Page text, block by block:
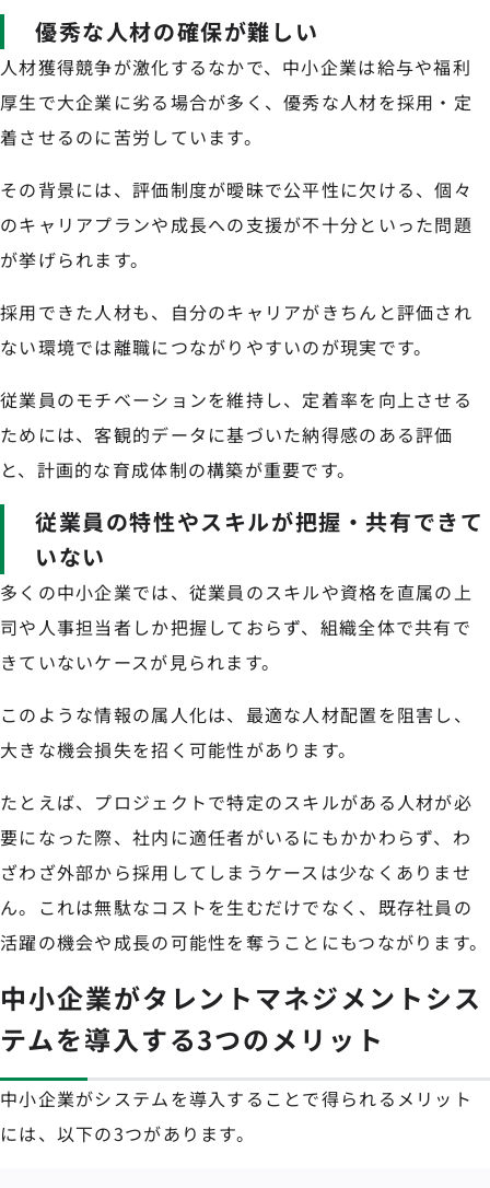
優秀な人材の確保が難しい
人材獲得競争が激化するなかで、中小企業は給与や福利
厚生で大企業に劣る場合が多く、優秀な人材を採用・定
着させるのに苦労しています。
その背景には、評価制度が曖昧で公平性に欠ける、個々
のキャリアプランや成長への支援が不十分といった問題
が挙げられます。
採用できた人材も、自分のキャリアがきちんと評価され
ない環境では離職につながりやすいのが現実です。
従業員のモチベーションを維持し、定着率を向上させる
ためには、客観的データに基づいた納得感のある評価
と、計画的な育成体制の構築が重要です。
従業員の特性やスキルが把握・共有できて
いない
多くの中小企業では、従業員のスキルや資格を直属の上
司や人事担当者しか把握しておらず、組織全体で共有で
きていないケースが見られます。
このような情報の属人化は、最適な人材配置を阻害し、
大きな機会損失を招く可能性があります。
たとえば、プロジェクトで特定のスキルがある人材が必
要になった際、社内に適任者がいるにもかかわらず、わ
ざわざ外部から採用してしまうケースは少なくありませ
ん。これは無駄なコストを生むだけでなく、既存社員の
活躍の機会や成長の可能性を奪うことにもつながります。
中小企業がタレントマネジメントシス
テムを導入する3つのメリット
中小企業がシステムを導入することで得られるメリット
には、以下の3つがあります。